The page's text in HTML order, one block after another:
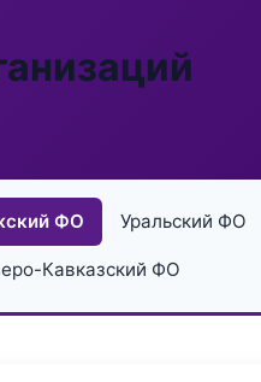
ФО Уральский ФО
Кавказский ФО